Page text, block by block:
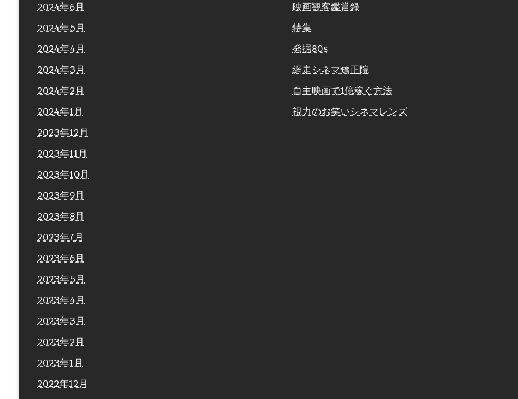
2024年6月
2024年5月
2024年4月
2024年3月
2024年2月
2024年1月
2023年12月
2023年11月
2023年10月
2023年9月
2023年8月
2023年7月
2023年6月
2023年5月
2023年4月
2023年3月
2023年2月
2023年1月
2022年12月
映画観客鑑賞録
特集
発掘80s
網走シネマ矯正院
自主映画で1億稼ぐ方法
視力のお笑いシネマレンズ